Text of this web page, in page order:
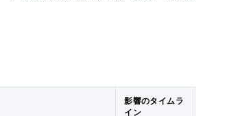
影響のタイムラ
イン